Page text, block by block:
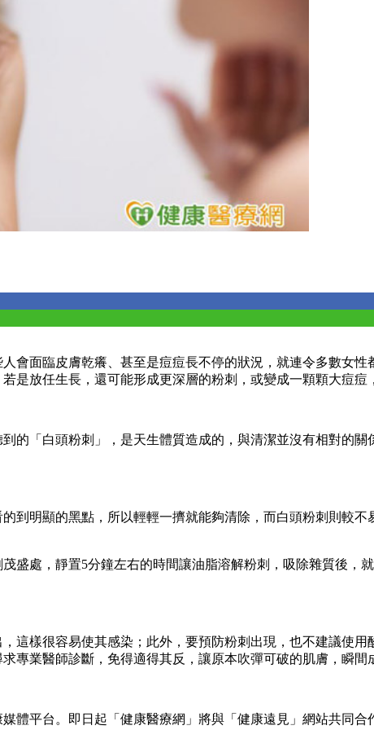
會面臨皮膚乾癢、甚至是痘痘長不停的狀況，就連令多數女
是放任生長，還可能形成更深層的粉刺，或變成一顆顆大痘
的「白頭粉刺」，是天生體質造成的，與清潔並沒有相對的
到明顯的黑點，所以輕輕一擠就能夠清除，而白頭粉刺則較
盛處，靜置5分鐘左右的時間讓油脂溶解粉刺，吸除雜質後，
這樣很容易使其感染；此外，要預防粉刺出現，也不建議使
專業醫師診斷，免得適得其反，讓原本吹彈可破的肌膚，瞬間
體平台。即日起「健康醫療網」將與「健康遠見」網站共同